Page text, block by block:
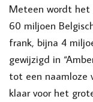
Meteen wordt het
60 miljoen
frank, bijna 4
gewijzigd in
tot een naamloze
klaar voor het